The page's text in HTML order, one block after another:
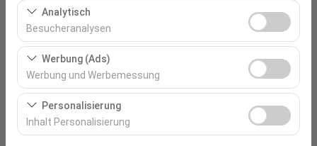
Diese Cookies sind für das ordnungsgemäße
Funktionieren der Website, die Sicherheit, die
Sitzungsverwaltung und grundlegende Funktionen
erforderlich. Sie können nicht deaktiviert werden.
Analytisch
Besucheranalysen
Diese Cookies ermöglichen es uns, zu analysieren, wie
unsere Website genutzt wird (Besucherzahl,
meistbesuchte Seiten, Nutzerverhalten). Diese Daten
werden verwendet, um die Leistung der Website zu
messen und die Benutzererfahrung kontinuierlich zu
verbessern.
Werbung (Ads)
Werbung und Werbemessung
Diese Cookies ermöglichen es uns, Ihnen auf Ihre
Interessen abgestimmte personalisierte Werbung
anzuzeigen und die Wirksamkeit unserer
Personalisierung
Inhalt Personalisierung
Rückgabedatum & Zeit
Autos Auflisten